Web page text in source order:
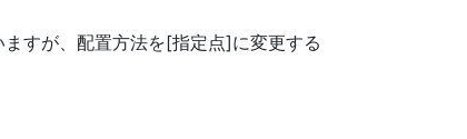
すが、配置方法を[指定点]に変更する